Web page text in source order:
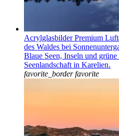
Acrylglasbilder Premium
des Waldes bei
Blaue Seen, Inseln und
Seenlandschaft in Karelien.
favorite_border favorite